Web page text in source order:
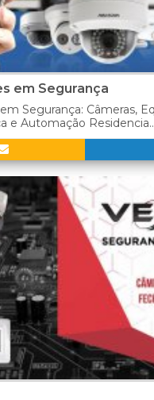
em Segurança
Segurança: Câmeras,
e Automação